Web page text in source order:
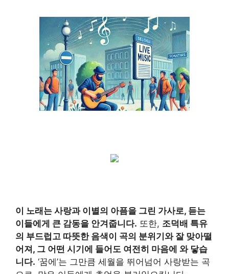
이 노래는 사랑과 이별의 아픔을 그린 가사로, 듣는
이들에게 큰 감동을 안겨줍니다. 또한, 조덕배 특유
의 부드럽고 따뜻한 음색이 곡의 분위기와 잘 맞아떨
어져, 그 어떤 시기에 들어도 여전히 마음에 와 닿습
니다. ‘꿈에’는 그만큼 세월을 뛰어넘어 사랑받는 곡